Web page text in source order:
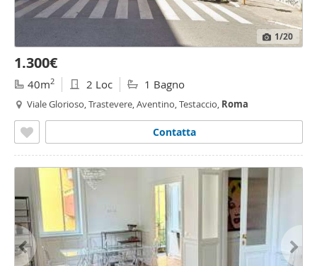
1/20
1.300€
40m2 2 Loc 1 Bagno
Viale Glorioso, Trastevere, Aventino, Testaccio, Roma
Contatta